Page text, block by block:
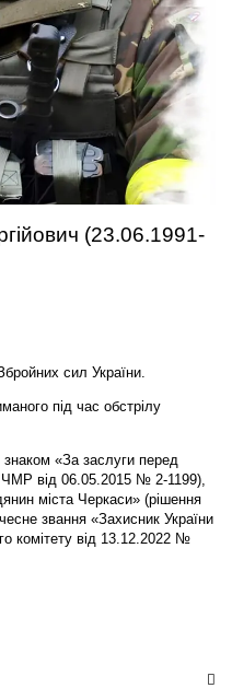
(23.06.1991-
сил України.
під час обстрілу
«За заслуги перед
ЧМР від 06.05.2015 № 2-1199),
міста Черкаси» (рішення
звання «Захисник України
комітету від 13.12.2022 №